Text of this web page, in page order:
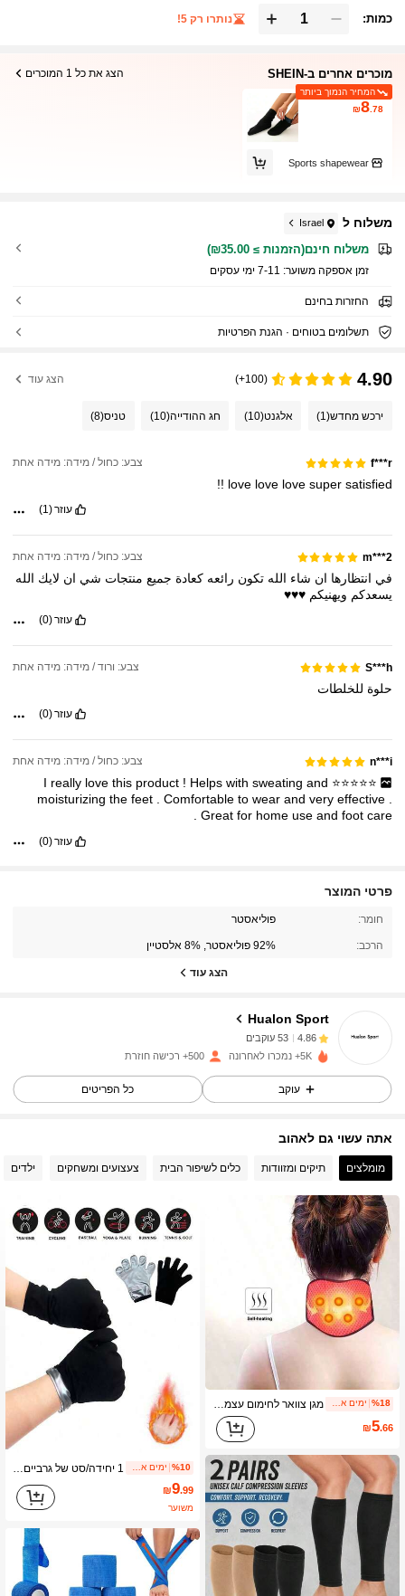
כמות: נותרו רק 5!
מוכרים אחרים ב-SHEIN הצג את כל 1 המוכרים
המחיר הנמוך ביותר
₪8.78
Sports shapewear
משלוח ל Israel
משלוח חינם(הזמנות ≥ ₪35.00)
זמן אספקה ​​משוער: 7-11 ימי עסקים
החזרות בחינם
תשלומים בטוחים · הגנת הפרטיות
4.90
(100+) הצג עוד
ירכש מחדש(1) אלגנט(10) חג ההודייה(10) טניס(8)
f***r צבע: כחול / מידה: מידה אחת
love love love super satisfied
!!
עוזר(1)
m***2 צבע: כחול / מידה: מידה אחת
في انتظارها ان شاء اللهتكون رائعهكعادة جميع منتجات شي ان لايك الله
يسعدكم ويهنيكم♥️♥️♥️
עוזר(0)
S***h צבע: ורוד / מידה: מידה אחת
حلوة للخلطات
עוזר(0)
n***i צבע: כחול / מידה: מידה אחת
⭐️⭐️⭐️⭐️⭐️
I really lovethis product ! Helpswithsweatingand
moisturizing the feet . Comfortable to wear and very effective .
Great for home use and foot care
.
עוזר(0)
פרטי המוצר
חומר: פוליאסטר
הרכב: 92% פוליאסטר, 8% אלסטיין
הצג עוד
Hualon Sport
4.86 53 עוקבים
53 עוקבים
4.86
5K+ נמכרו לאחרונה 500+ רכישה חוזרת
עוקב כל הפריטים
אתה עשוי גם לאהוב
מומלצים תיקים ומזוודות כלים לשיפור הבית צעצועים ומשחקים ילדים
%18 מגן צוואר לחימום עצמי, חם ועמיד בפני רוח למזגן, יוניסקס, ציוד מגן לספורט וכושר
₪5.66
%10 1 יחידה/סט של גרביים וכפפות הזעה לסאונה, מתאים לקיץ וסתיו, גרביים וכפפות הזעה
₪9.99
משוער